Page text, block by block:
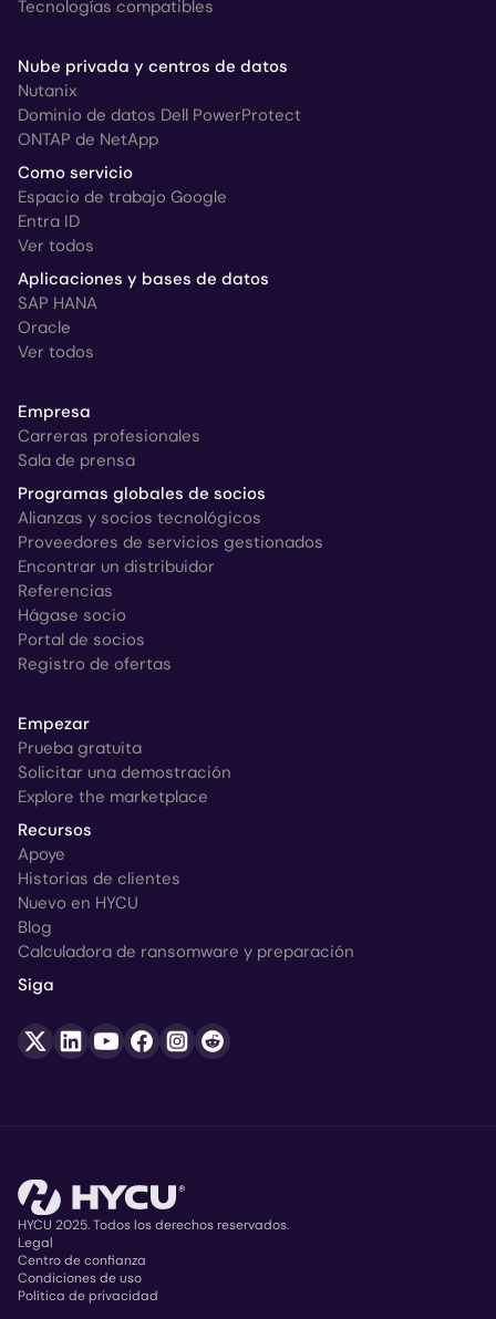
Tecnologías compatibles
Nube privada y centros de datos
Nutanix
Dominio de datos Dell PowerProtect
ONTAP de NetApp
Como servicio
Espacio de trabajo Google
Entra ID
Ver todos
Aplicaciones y bases de datos
SAP HANA
Oracle
Ver todos
Empresa
Carreras profesionales
Sala de prensa
Programas globales de socios
Alianzas y socios tecnológicos
Proveedores de servicios gestionados
Encontrar un distribuidor
Referencias
Hágase socio
Portal de socios
Registro de ofertas
Empezar
Prueba gratuita
Solicitar una demostración
Explore the marketplace
Recursos
Apoye
Historias de clientes
Nuevo en HYCU
Blog
Calculadora de ransomware y preparación
Siga
Copyright
HYCU 2025. Todos los derechos reservados.
Legal
Centro de confianza
Condiciones de uso
Política de privacidad